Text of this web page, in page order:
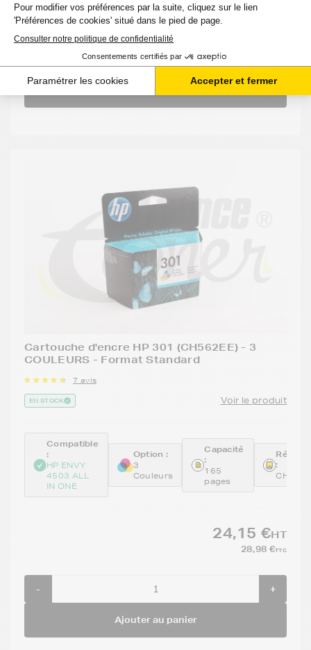
Cartouche d'encre HP 301 (CH562EE) - 3
COULEURS - Format Standard
7 avis
EN STOCK Voir le produit
Compatible
:
HP ENVY
4503 ALL
IN ONE
Option :
3
Couleurs
Capacité
:
165
pages
:
24,15 €HT
28,98 €TTC
- +
Ajouter au panier